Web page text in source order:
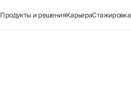
Продукты и решенияКарьераСтажировка